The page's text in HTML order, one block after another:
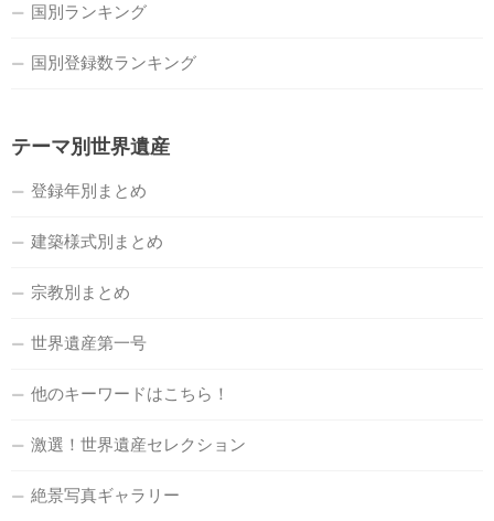
国別ランキング
国別登録数ランキング
テーマ別世界遺産
登録年別まとめ
建築様式別まとめ
宗教別まとめ
世界遺産第一号
他のキーワードはこちら！
激選！世界遺産セレクション
絶景写真ギャラリー